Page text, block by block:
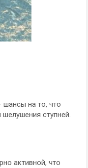
шансы на то, что
ступней.
активной, что